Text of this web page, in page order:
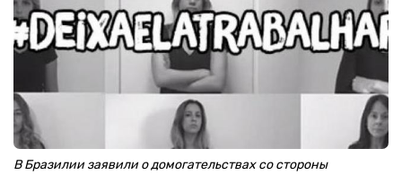
В Бразилии заявили о домогательствах со стороны